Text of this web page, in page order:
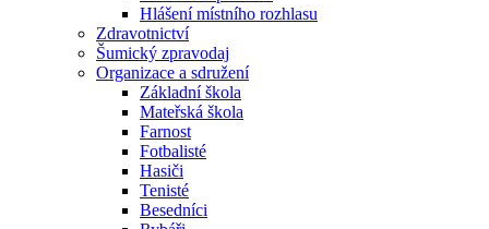
Hlášení místního rozhlasu
Zdravotnictví
Šumický zpravodaj
Organizace a sdružení
Základní škola
Mateřská škola
Farnost
Fotbalisté
Hasiči
Tenisté
Besedníci